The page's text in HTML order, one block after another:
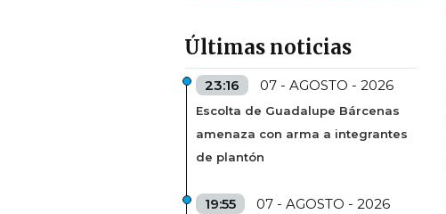
Últimas noticias
23:16 07 - AGOSTO - 2026
Escolta de Guadalupe Bárcenas
amenaza con arma a integrantes
de plantón
19:55 07 - AGOSTO - 2026